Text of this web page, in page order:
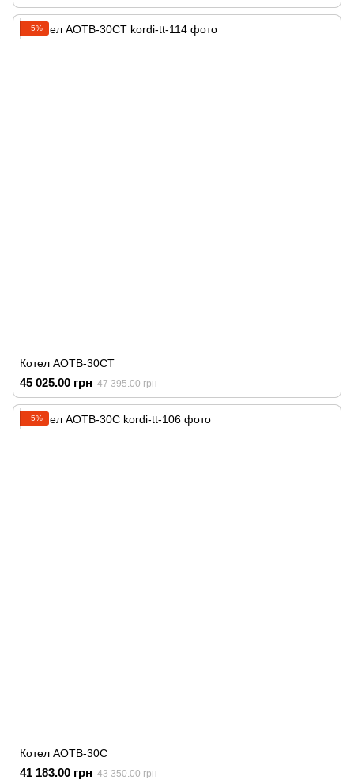
−5%
Котел АОТВ-30СТ
45 025.00 грн 47 395.00 грн
−5%
Котел АОТВ-30С
41 183.00 грн 43 350.00 грн